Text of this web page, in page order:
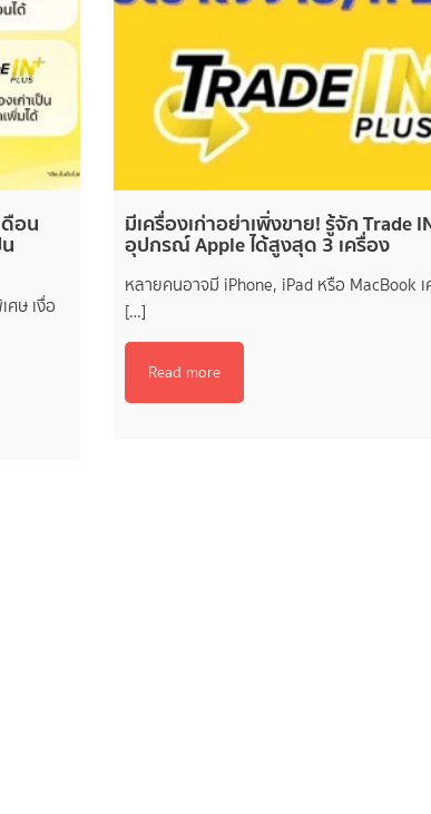
อน
ศษ เงื่อ
มีเครื่องเก่าอย่าเพิ่งขาย! รู้จัก Trade
อุปกรณ์ Apple ได้สูงสุด 3 เครื่อง
หลายคนอาจมี iPhone, iPad หรือ MacBook เ
[…]
Read more